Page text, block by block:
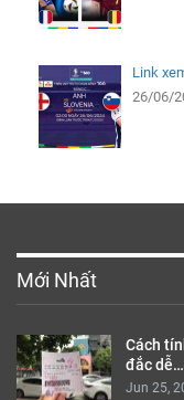
Link
26/06/
Mới Nhất
Cách
đắc dễ…
Jun 25,